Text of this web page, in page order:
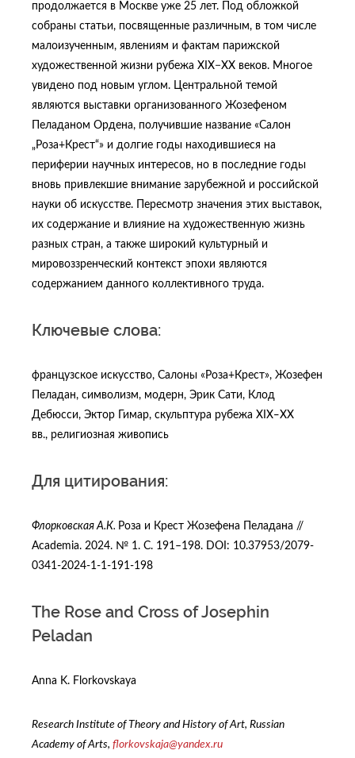
продолжается в Москве уже 25 лет. Под обложкой
собраны статьи, посвященные различным, в том числе
малоизученным, явлениям и фактам парижской
художественной жизни рубежа XIX−XX веков. Многое
увидено под новым углом. Центральной темой
являются выставки организованного Жозефеном
Пеладаном Ордена, получившие название «Салон
„Роза+Крест“» и долгие годы находившиеся на
периферии научных интересов, но в последние годы
вновь привлекшие внимание зарубежной и российской
науки об искусстве. Пересмотр значения этих выставок,
их содержание и влияние на художественную жизнь
разных стран, а также широкий культурный и
мировоззренческий контекст эпохи являются
содержанием данного коллективного труда.
Ключевые слова:
французское искусство, Салоны «Роза+Крест», Жозефен
Пеладан, символизм, модерн, Эрик Сати, Клод
Дебюсси, Эктор Гимар, скульптура рубежа XIX‒XX
вв., религиозная живопись
Для цитирования:
Флорковская А.К. Роза и Крест Жозефена Пеладана //
Academia. 2024. № 1. C. 191–198. DOI: 10.37953/2079-
0341-2024-1-1-191-198
The Rose and Cross of Josephin
Peladan
Anna K. Florkovskaya
Research Institute of Theory and History of Art, Russian
Academy of Arts, florkovskaja@yandex.ru